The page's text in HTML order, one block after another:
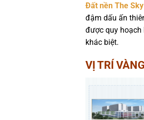
Đất nền The
đậm dấu ấn
được quy hoạch
khác biệt.
VỊ TRÍ